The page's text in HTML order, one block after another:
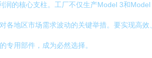
的核心支柱。工厂不仅生产Model 3和
地区市场需求波动的关键举措。要实现高
专用部件，成为必然选择。